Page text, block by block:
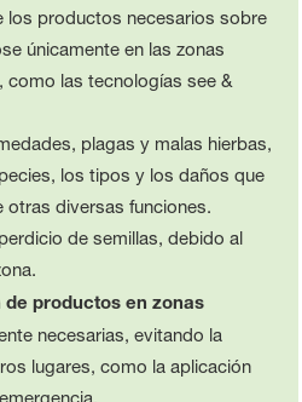
los productos necesarios sobre
únicamente en las zonas
como las tecnologías see &
plagas y malas hierbas,
los tipos y los daños que
otras diversas funciones.
de semillas, debido al
productos en zonas
necesarias, evitando la
lugares, como la aplicación